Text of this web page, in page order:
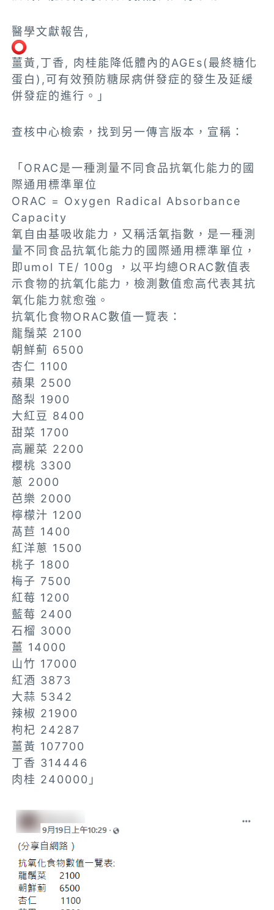
醫學文獻報告,
薑黃,丁香, 肉桂能降低體內的AGEs(最終糖化
蛋白),可有效預防糖尿病併發症的發生及延緩
併發症的進行。」
查核中心檢索，找到另一傳言版本，宣稱：
「ORAC是一種測量不同食品抗氧化能力的國
際通用標準單位
ORAC = Oxygen Radical Absorbance
Capacity
氧自由基吸收能力，又稱活氧指數，是一種測
量不同食品抗氧化能力的國際通用標準單位，
即umol TE/ 100g ，以平均總ORAC數值表
示食物的抗氧化能力，檢測數值愈高代表其抗
氧化能力就愈強。
抗氧化食物ORAC數值一覽表：
龍鬚菜 2100
朝鮮薊 6500
杏仁 1100
蘋果 2500
酪梨 1900
大紅豆 8400
甜菜 1700
高麗菜 2200
櫻桃 3300
蔥 2000
芭樂 2000
檸檬汁 1200
萵苣 1400
紅洋蔥 1500
桃子 1800
梅子 7500
紅莓 1200
藍莓 2400
石榴 3000
薑 14000
山竹 17000
紅酒 3873
大蒜 5342
辣椒 21900
枸杞 24287
薑黃 107700
丁香 314446
肉桂 240000」